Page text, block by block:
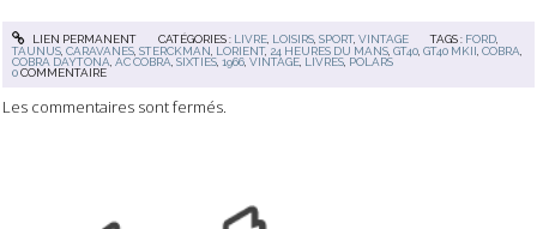
LIEN PERMANENT CATÉGORIES : LIVRE, LOISIRS, SPORT, VINTAGE TAGS : FORD
TAUNUS ,CARAVANES ,STERCKMAN LORIENT, 24 HEURES DU MANS ,GT40 ,GT40 MKII ,COBRA
COBRA DAYTONA ,AC COBRA ,SIXTIES ,1966 ,VINTAGE LIVRES POLARS
0COMMENTAIRE
Les commentaires sont fermés.